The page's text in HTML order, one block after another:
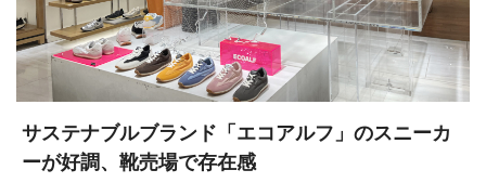
サステナブルブランド「エコアルフ」のスニーカ
ーが好調、靴売場で存在感